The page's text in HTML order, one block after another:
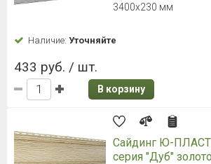
3400х230 мм
Наличие: Уточняйте
433 руб. / шт.
В корзину
Сайдинг Ю-ПЛАСТ
серия "Дуб"